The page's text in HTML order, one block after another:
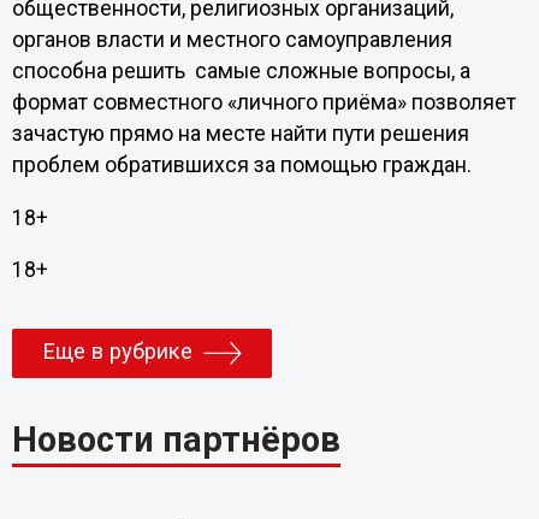
общественности, религиозных организаций,
органов власти и местного самоуправления
способна решить самые сложные вопросы, а
формат совместного «личного приёма» позволяет
зачастую прямо на месте найти пути решения
проблем обратившихся за помощью граждан.
18+
18+
Еще в рубрике
Новости партнёров